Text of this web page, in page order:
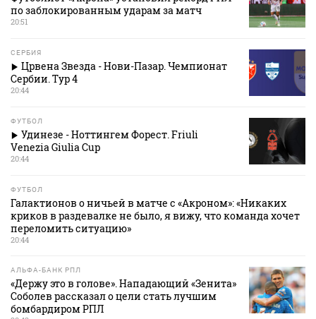
по заблокированным ударам за матч
20:51
СЕРБИЯ
Црвена Звезда - Нови-Пазар. Чемпионат
Сербии. Тур 4
20:44
ФУТБОЛ
Удинезе - Ноттингем Форест. Friuli
Venezia Giulia Cup
20:44
ФУТБОЛ
Галактионов о ничьей в матче с «Акроном»: «Никаких
криков в раздевалке не было, я вижу, что команда хочет
переломить ситуацию»
20:44
АЛЬФА-БАНК РПЛ
«Держу это в голове». Нападающий «Зенита»
Соболев рассказал о цели стать лучшим
бомбардиром РПЛ